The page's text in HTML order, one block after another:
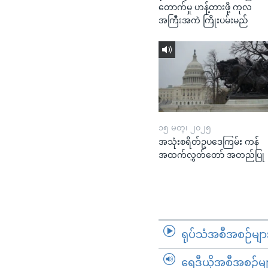
တောက်မှု ဟန့်တားဖို့ ကုလ
အကြီးအကဲ ကြိုးပမ်းမည်
၁၅ မတ္၊ ၂၀၂၅
အသုံးစရိတ်ဥပဒေကြမ်း ကန်
အထက်လွှတ်တော် အတည်ပြု
ရုပ်သံအစီအစဉ်မျာ
ရေဒီယိုအစီအစဉ်မျ